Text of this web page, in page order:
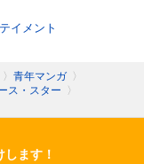
イメント
〉 青年マンガ 〉
ス・スター 〉
ます！